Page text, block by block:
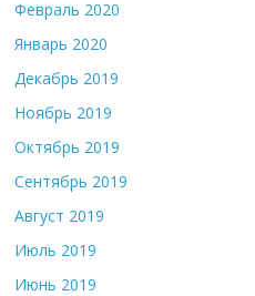
Февраль 2020
Январь 2020
Декабрь 2019
Ноябрь 2019
Октябрь 2019
Сентябрь 2019
Август 2019
Июль 2019
Июнь 2019